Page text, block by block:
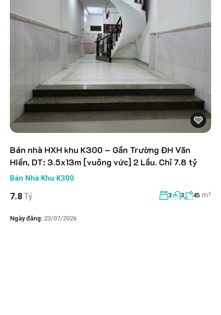
Bán nhà HXH khu K300 – Gần Trường ĐH Văn
Hiến, DT: 3.5x13m [vuông vức] 2 Lầu. Chỉ 7.8 tỷ
Bán Nhà Khu K300
7.8 Tỷ 3 3 45 m²
Ngày đăng: 23/07/2026